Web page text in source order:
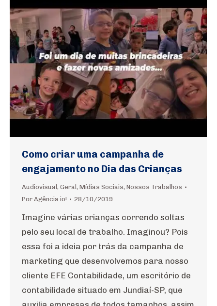
Como criar uma campanha de
engajamento no Dia das Crianças
Audiovisual , Geral , Mídias Sociais, Nossos Trabalhos
Por Agência io! 28/10/2019
Imagine várias crianças correndo soltas
pelo seu local de trabalho. Imaginou? Pois
essa foi a ideia por trás da campanha de
marketing que desenvolvemos para nosso
cliente EFE Contabilidade, um escritório de
contabilidade situado em Jundiaí-SP, que